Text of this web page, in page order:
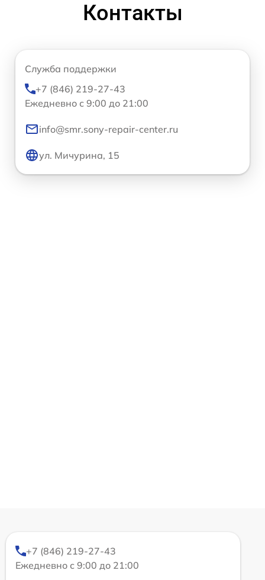
Контакты
Служба поддержки
+7 (846) 219-27-43
Ежедневно с 9:00 до 21:00
info@smr.sony-repair-center.ru
ул. Мичурина, 15
+7 (846) 219-27-43
Ежедневно с 9:00 до 21:00